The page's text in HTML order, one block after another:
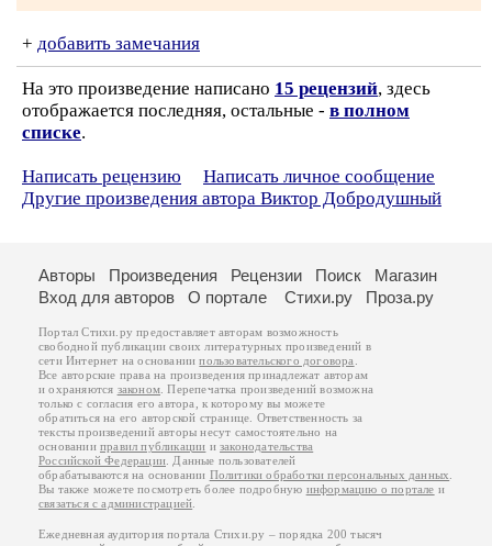
+ добавить замечания
На это произведение написано 15 рецензий, здесь
отображается последняя, остальные - в полном
списке.
Написать рецензию
Написать личное сообщение
Другие произведения автора Виктор Добродушный
Авторы Произведения Рецензии Поиск
Магазин
Вход для авторов
О портале Стихи.ру Проза.ру
Портал Стихи.ру предоставляет авторам возможность
свободной публикации своих литературных произведений в
сети Интернет на основаниипользовательского договора
Все авторские права на произведения принадлежат авторам
и охраняются законом . Перепечатка произведений возможна
только с согласия его автора, к которому вы можете
обратиться на его авторской странице. Ответственность за
тексты произведений авторы несут самостоятельно на
основанииправил публикации изаконодательства
Российской Федерации . Данные пользователей
обрабатываются на основании Политики обработки персональных данных
Вы также можете посмотреть более подробную информацию о портале и
связаться с администрацией
Ежедневная аудитория портала Стихи.ру – порядка 200 тысяч